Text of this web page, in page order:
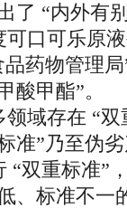
了 “内外有
口可乐原
药物管理
酸甲酯”。
域存在 “双
准”乃至伪
“双重标准”
、标准不一